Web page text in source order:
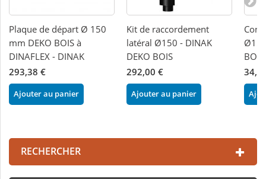
Plaque de départ Ø 150
mm DEKO BOIS à
DINAFLEX - DINAK
293,38 €
Ajouter au panier
Kit de raccordement
latéral Ø150 - DINAK
DEKO BOIS
292,00 €
Ajouter au panier
BOIS
RECHERCHER